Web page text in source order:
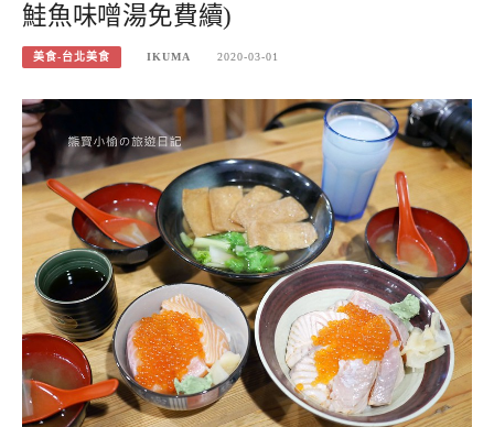
鮭魚味噌湯免費續)
美食-台北美食 IKUMA 2020-03-01